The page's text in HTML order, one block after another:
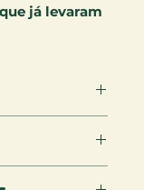
já levaram